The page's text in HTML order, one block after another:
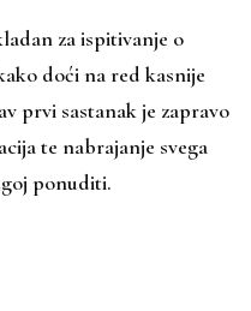
za ispitivanje o
doći na red kasnije
prvi sastanak je zapravo
te nabrajanje svega
ponuditi.